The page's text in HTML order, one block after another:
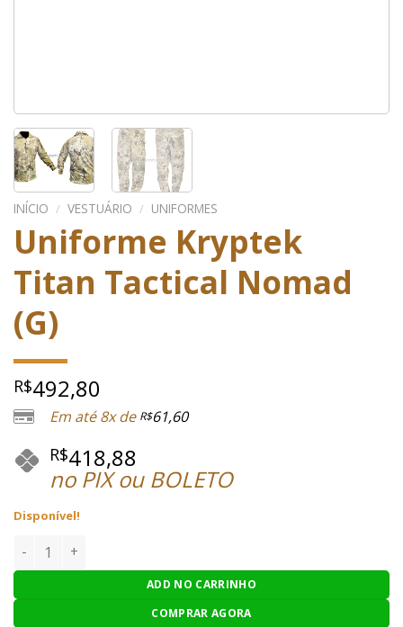
INÍCIO / VESTUÁRIO / UNIFORMES
Uniforme Kryptek
Titan Tactical Nomad
(G)
R$492,80
Em até 8x de R$61,60
R$418,88
no PIX ou BOLETO
Disponível!
Uniforme Kryptek Titan Tactical Nomad (G) quantidade
ADD NO CARRINHO
COMPRAR AGORA